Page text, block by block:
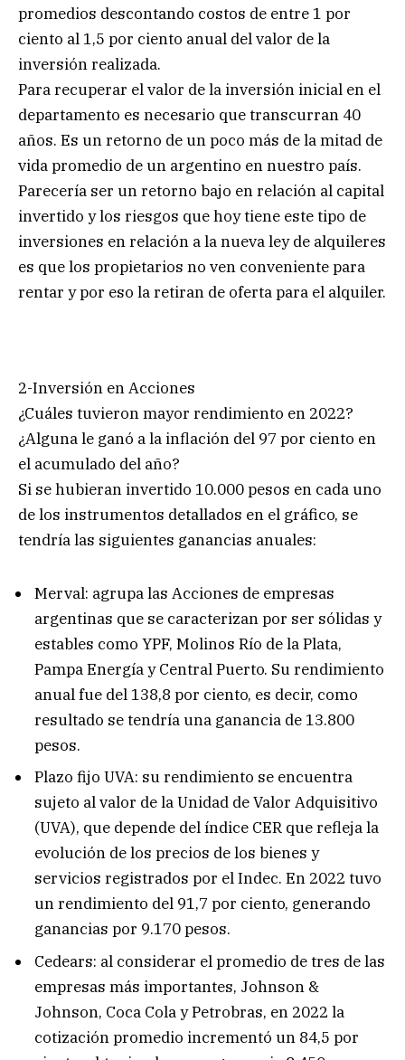
promedios descontando costos de entre 1 por
ciento al 1,5 por ciento anual del valor de la
inversión realizada.
Para recuperar el valor de la inversión inicial en el
departamento es necesario que transcurran 40
años. Es un retorno de un poco más de la mitad de
vida promedio de un argentino en nuestro país.
Parecería ser un retorno bajo en relación al capital
invertido y los riesgos que hoy tiene este tipo de
inversiones en relación a la nueva ley de alquileres
es que los propietarios no ven conveniente para
rentar y por eso la retiran de oferta para el alquiler.
2-Inversión en Acciones
¿Cuáles tuvieron mayor rendimiento en 2022?
¿Alguna le ganó a la inflación del 97 por ciento en
el acumulado del año?
Si se hubieran invertido 10.000 pesos en cada uno
de los instrumentos detallados en el gráfico, se
tendría las siguientes ganancias anuales:
Merval: agrupa las Acciones de empresas
argentinas que se caracterizan por ser sólidas y
estables como YPF, Molinos Río de la Plata,
Pampa Energía y Central Puerto. Su rendimiento
anual fue del 138,8 por ciento, es decir, como
resultado se tendría una ganancia de 13.800
pesos.
Plazo fijo UVA: su rendimiento se encuentra
sujeto al valor de la Unidad de Valor Adquisitivo
(UVA), que depende del índice CER que refleja la
evolución de los precios de los bienes y
servicios registrados por el Indec. En 2022 tuvo
un rendimiento del 91,7 por ciento, generando
ganancias por 9.170 pesos.
Cedears: al considerar el promedio de tres de las
empresas más importantes, Johnson &
Johnson, Coca Cola y Petrobras, en 2022 la
cotización promedio incrementó un 84,5 por